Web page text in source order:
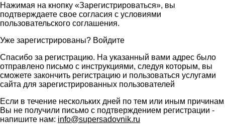
Нажимая на кнопку «Зарегистрироваться», вы
подтверждаете свое согласия с условиями
пользовательского соглашения.
Уже зарегистрированы? Войдите
Спасибо за регистрацию. На указанный вами адрес было
отправлено письмо с инструкциями, следуя которым, вы
сможете закончить регистрацию и пользоваться услугами
сайта для зарегистрированных пользователей
Если в течение нескольких дней по тем или иным причинам
Вы не получили письмо с подтверждением регистрации -
напишите нам: info@supersadovnik.ru